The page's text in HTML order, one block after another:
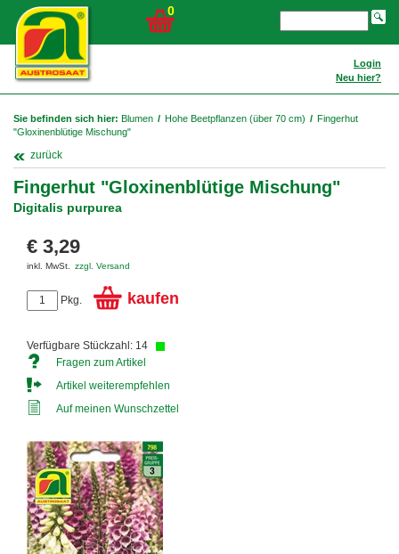
0
Login
Neu hier?
Sie befinden sich hier: Blumen / Hohe Beetpflanzen (über 70 cm) / Fingerhut
"Gloxinenblütige Mischung"
zurück
Fingerhut "Gloxinenblütige Mischung"
Digitalis purpurea
€ 3,29
inkl. MwSt. zzgl. Versand
Pkg. kaufen
Verfügbare Stückzahl: 14
Fragen zum Artikel
Artikel weiterempfehlen
Auf meinen Wunschzettel